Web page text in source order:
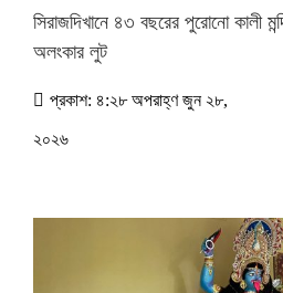
সিরাজদিখানে ৪৩ বছরের পুরোনো কালী
অলংকার লুট
প্রকাশ: ৪:২৮ অপরাহ্ণ জুন ২৮,
২০২৬